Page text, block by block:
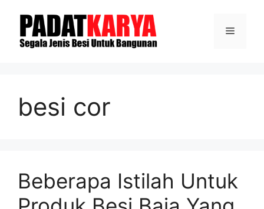
content
Menu
besi cor
Beberapa Istilah Untuk